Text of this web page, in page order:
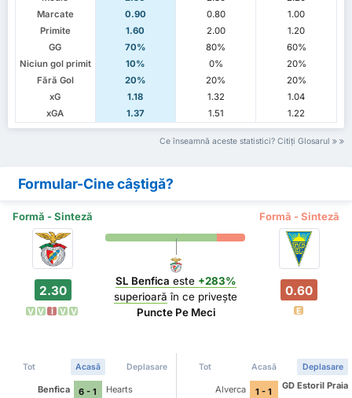
Marcate
0.90 0.80
1.00
Primite
1.60 2.00
1.20
GG
70% 80%
60%
Niciun gol primit
10% 0%
20%
Fără Gol
20% 20%
20%
xG
1.18 1.32
1.04
xGA
1.37 1.51 1.22
Ce înseamnă aceste statistici? Citiți Glosarul
Formular-Cine câștigă?
Formă - Sinteză Formă - Sinteză
2.30
V V Î V V
SL Benfica este +283%
superioară în ce privește
Puncte Pe Meci
0.60
E
Tot Acasă Deplasare
Benfica 6 - 1
Hearts
Tot Acasă Deplasare
Alverca 1 - 1
GD Estoril Praia